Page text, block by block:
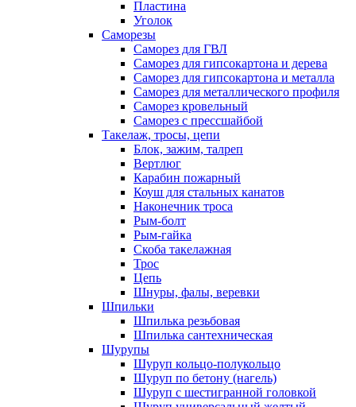
Пластина
Уголок
Саморезы
Саморез для ГВЛ
Саморез для гипсокартона и дерева
Саморез для гипсокартона и металла
Саморез для металлического профиля
Саморез кровельный
Саморез с прессшайбой
Такелаж, тросы, цепи
Блок, зажим, талреп
Вертлюг
Карабин пожарный
Коуш для стальных канатов
Наконечник троса
Рым-болт
Рым-гайка
Скоба такелажная
Трос
Цепь
Шнуры, фалы, веревки
Шпильки
Шпилька резьбовая
Шпилька сантехническая
Шурупы
Шуруп кольцо-полукольцо
Шуруп по бетону (нагель)
Шуруп с шестигранной головкой